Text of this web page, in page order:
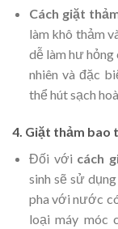
Cách giặt
làm khô thảm
dễ làm hư
nhiên và đặc
thể hút sạch
4. Giặt thảm bao
Đối với cách
sinh sẽ sử
pha với nước
loại máy móc